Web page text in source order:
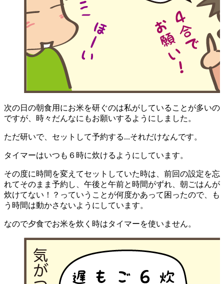
次の日の朝食用にお米を研ぐのは私がしていることが多いの
ですが、時々だんなにもお願いするようにしました。
ただ研いで、セットして予約する...それだけなんです。
タイマーはいつも６時に炊けるようにしています。
その度に時間を変えてセットしていた時は、前回の設定を忘
れてそのまま予約し、午後と午前と時間がずれ、朝ごはんが
炊けてない！？っていうことが何度かあって困ったので、も
う時間は動かさないようにしています。
なので夕食でお米を炊く時はタイマーを使いません。